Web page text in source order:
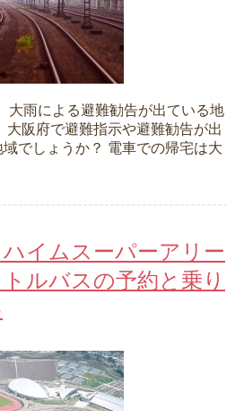
大雨による避難勧告が出ている地
大阪府で避難指示や避難勧告が出
でしょうか？ 電車での帰宅は大
イムスーパーアリー
ルバスの予約と乗り